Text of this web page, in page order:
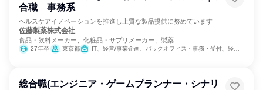
合職 事務系
ヘルスケアイノベーションを推進し上質な製品提供に努めています
佐藤製薬株式会社
食品・飲料メーカー、化粧品・サプリメーカー、製薬
27年卒 東京都 IT、経営/事業企画、バックオフィス・事務・受付、経理/税務/財務、人事、総務、広報/IR、組織運営管理・公務員・事務系職種、営業、マーケティング・広告・宣伝、マーケティング・広報・広告・宣伝系職種
総合職(エンジニア・ゲームプランナー・シナリ